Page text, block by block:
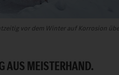
vor dem Winter auf Korrosion
AUS MEISTERHAND.